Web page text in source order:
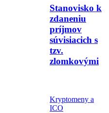
Stanovisko k
zdaneniu
príjmov
súvisiacich s
tzv.
zlomkovými
Kryptomeny a
ICO